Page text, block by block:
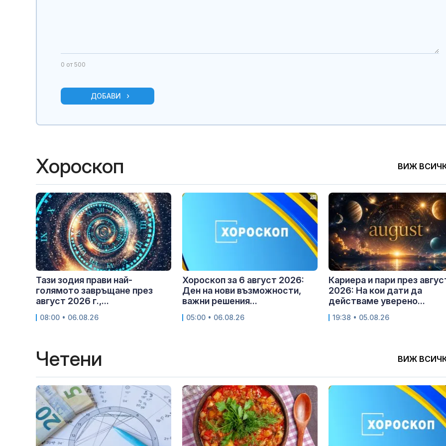
0 от 500
ДОБАВИ
Хороскоп ВИЖ
Тази зодия прави най-
голямото завръщане през
август 2026 г.,...
08:00 • 06.08.26
Хороскоп за 6 август 2026:
Ден на нови възможности,
важни решения...
05:00 • 06.08.26
Кариера и пари през
2026: На кои дати да
действаме уверено...
19:38 • 05.08.26
Четени ВИЖ